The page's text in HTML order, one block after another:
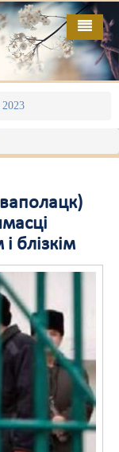
2023
блізкім